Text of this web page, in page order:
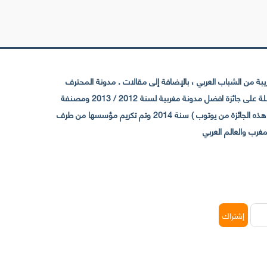
الشباب العربي ، بالإضافة إلى مقالات . مدونة المحترف
تأسست سنة 2009 حيث تستقطب الآن عدد كبير من الزوار من كافة ربوع الوطن العربي ، حيث ان مقرها الرئيسي بالمغرب و مديرها امين رغيب ،حاصلة على جائزة افضل مدونة مغربية لسنة 2012 / 2013 ومصنفة
ضمن افضل 10 مدونات عربية حسب المركز الدولي للصحفيين ICFJ سنة 2013 وحاصلة على الجائزة الفضية من يوتوب (اول قناة مغربية تحصل على هذه الجائزة من يوتوب ) سنة 2014 وتم تكريم مؤسسها من طرف